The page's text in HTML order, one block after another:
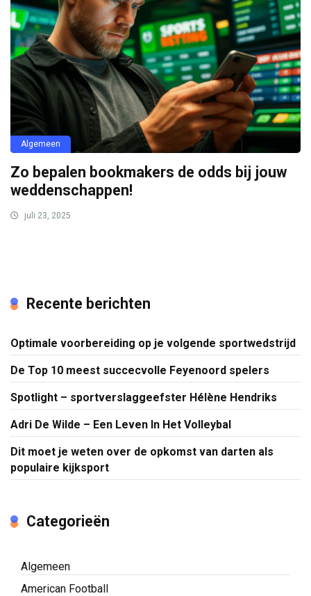
Algemeen
Zo bepalen bookmakers de odds bij jouw
weddenschappen!
juli 23, 2025
Recente berichten
Optimale voorbereiding op je volgende sportwedstrijd
De Top 10 meest succecvolle Feyenoord spelers
Spotlight – sportverslaggeefster Hélène Hendriks
Adri De Wilde – Een Leven In Het Volleybal
Dit moet je weten over de opkomst van darten als
populaire kijksport
Categorieën
Algemeen
American Football